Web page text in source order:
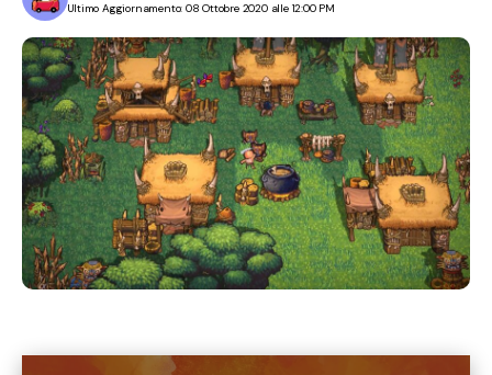
Ultimo Aggiornamento: 08 Ottobre 2020 alle 12:00 PM